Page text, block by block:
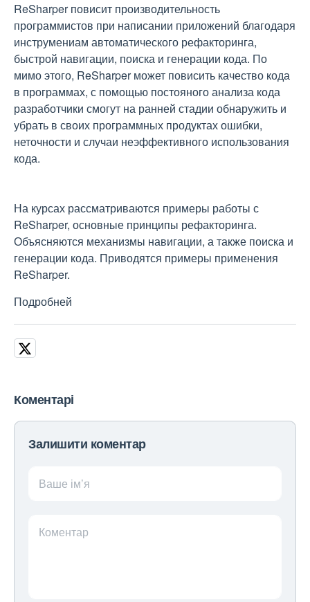
ReSharper повисит производительность
программистов при написании приложений благодаря
инструмениам автоматического рефакторинга,
быстрой навигации, поиска и генерации кода. По
мимо этого, ReSharper может повисить качество кода
в программах, с помощью постояного анализа кода
разработчики смогут на ранней стадии обнаружить и
убрать в своих программных продуктах ошибки,
неточности и случаи неэффективного использования
кода.
На курсах рассматриваются примеры работы с
ReSharper, основные принципы рефакторинга.
Объясняются механизмы навигации, а также поиска и
генерации кода. Приводятся примеры применения
ReSharper.
Подробней
Коментарі
Залишити коментар
Ваше ім’я
Коментар